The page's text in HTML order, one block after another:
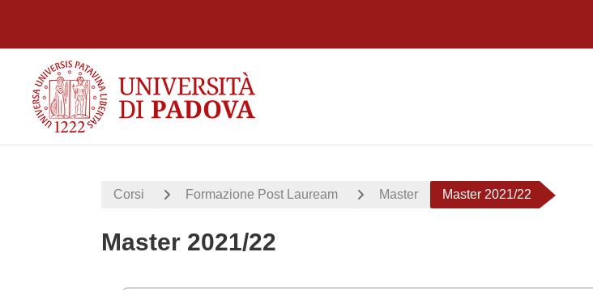
Corsi Formazione Post Lauream Master Master 2021/22
Master 2021/22